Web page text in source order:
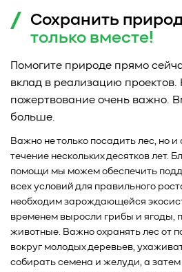
Сохранить
только вместе!
Помогите природе прямо
вклад в реализацию проектов.
пожертвование очень важно.
больше.
Важно не только посадить лес, но
течение нескольких десятков лет.
помощи мы можем обеспечить
всех условий для правильного
необходим зарождающейся
временем выросли грибы и ягоды,
животные. Важно охранять лес от
вокруг молодых деревьев,
собирать семена и желуди, а затем